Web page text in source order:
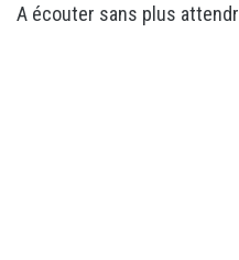
A écouter sans plus